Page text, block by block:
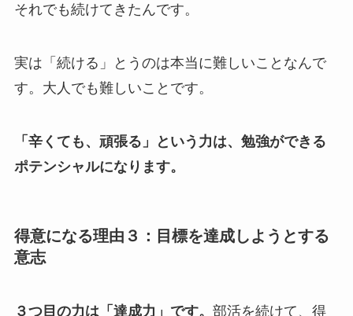
それでも続けてきたんです。
実は「続ける」とうのは本当に難しいことなんで
す。大人でも難しいことです。
「辛くても、頑張る」という力は、勉強ができる
ポテンシャルになります。
得意になる理由３：目標を達成しようとする
意志
３つ目の力は「達成力」です。 部活を続けて、得